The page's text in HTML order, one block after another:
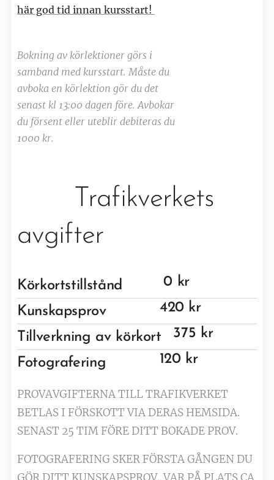
här god tid innan kursstart!
Bokning av körlektioner görs i
samband med kursstart. Måste du
avboka en körlektion gör du det
senast kl 13:00 dagen före. Avbokar
du försent eller uteblir debiteras du
1000 kr.
Trafikverkets
avgifter
Körkortstillstånd
0 kr
Kunskapsprov
420 kr
Tillverkning av körkort
375 kr
Fotografering
120 kr
PROVAVGIFTERNA TILL TRAFIKVERKET
BETLAS I FÖRSKOTT VIA DERAS HEMSIDA.
SENAST 25 TIM FÖRE DITT BOKADE PROV.
FOTOGRAFERING SKER FÖRSTA GÅNGEN DU